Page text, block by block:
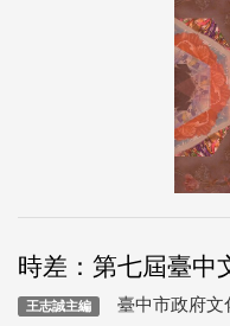
時差：第七屆臺中
王志誠主編 臺中市政府文